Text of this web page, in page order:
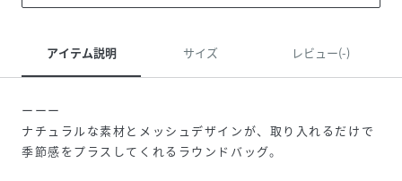
アイテム説明 サイズ レビュー(-)
ーーー
ナチュラルな素材とメッシュデザインが、取り入れるだけで
季節感をプラスしてくれるラウンドバッグ。